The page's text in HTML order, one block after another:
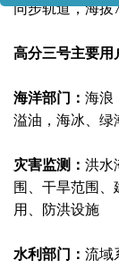
同步轨道，海拔
高分三号主要用
海洋部门： 海浪
溢油，海冰、绿
灾害监测： 洪水
围、干旱范围
用、防洪设施
水利部门： 流域